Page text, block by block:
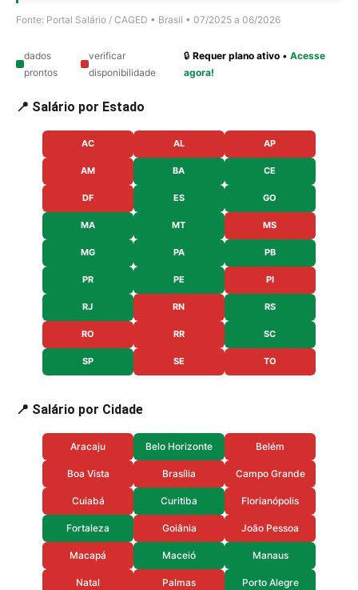
Fonte: Portal Salário / CAGED • Brasil • 07/2025 a 06/2026
dados
prontos
verificar
disponibilidade
🔒Requer plano ativo •Acesse
agora!
📍 Salário por Estado
AC AL AP
AM BA CE
DF ES GO
MA MT MS
MG PA PB
PR PE PI
RJ RN RS
RO RR SC
SP SE TO
📍 Salário por Cidade
Aracaju Belo Horizonte Belém
Boa Vista Brasília Campo Grande
Cuiabá Curitiba Florianópolis
Fortaleza Goiânia João Pessoa
Macapá Maceió Manaus
Natal Palmas Porto Alegre